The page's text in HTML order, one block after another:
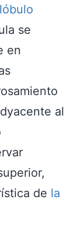
lóbulo
se
en
al
de la